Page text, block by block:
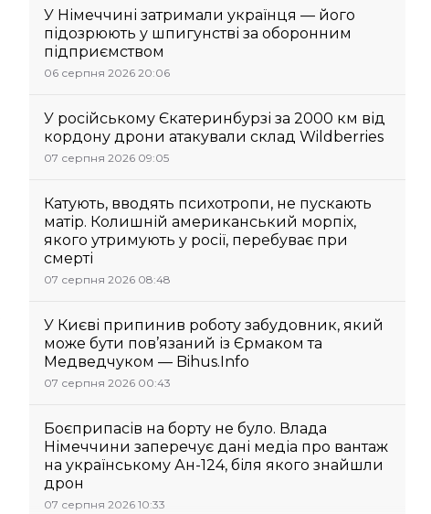
У Німеччині затримали українця — його
підозрюють у шпигунстві за оборонним
підприємством
06 серпня 2026 20:06
У російському Єкатеринбурзі за 2000 км від
кордону дрони атакували склад Wildberries
07 серпня 2026 09:05
Катують, вводять психотропи, не пускають
матір. Колишній американський морпіх,
якого утримують у росії, перебуває при
смерті
07 серпня 2026 08:48
У Києві припинив роботу забудовник, який
може бути пов’язаний із Єрмаком та
Медведчуком — Bihus.Info
07 серпня 2026 00:43
Боєприпасів на борту не було. Влада
Німеччини заперечує дані медіа про вантаж
на українському Ан-124, біля якого знайшли
дрон
07 серпня 2026 10:33